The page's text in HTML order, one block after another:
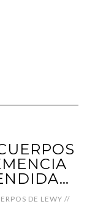
DE LEWY //